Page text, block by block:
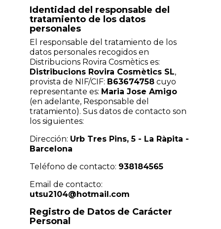
Identidad del responsable del
tratamiento de los datos
personales
El responsable del tratamiento de los
datos personales recogidos en
Distribucions Rovira Cosmètics es:
Distribucions Rovira Cosmètics SL,
provista de NIF/CIF: B63674758 cuyo
representante es: Maria Jose Amigo
(en adelante, Responsable del
tratamiento). Sus datos de contacto son
los siguientes:
Dirección: Urb Tres Pins, 5 - La Ràpita -
Barcelona
Teléfono de contacto: 938184565
Email de contacto:
utsu2104@hotmail.com
Registro de Datos de Carácter
Personal